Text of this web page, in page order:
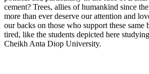
cement? Trees, allies of humankind since
more than ever deserve our attention and
our backs on those who support these same
tired, like the students depicted here
Cheikh Anta Diop University.